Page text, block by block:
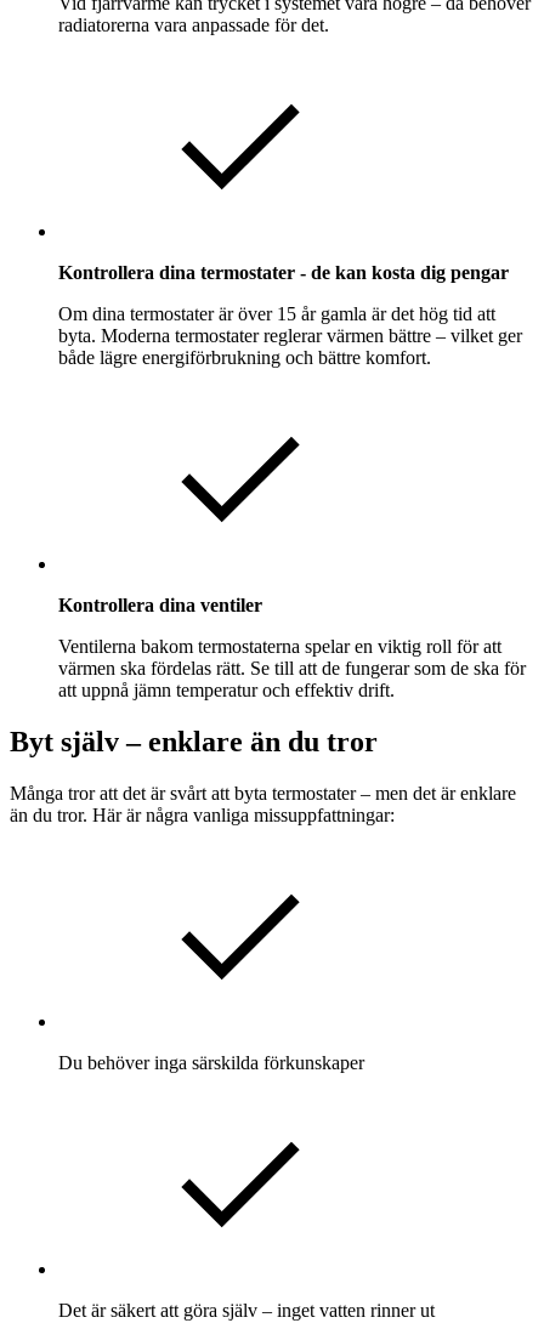
radiatorerna vara anpassade för det.
Kontrollera dina termostater - de kan kosta dig pengar
Om dina termostater är över 15 år gamla är det hög tid att
byta. Moderna termostater reglerar värmen bättre – vilket ger
både lägre energiförbrukning och bättre komfort.
Kontrollera dina ventiler
Ventilerna bakom termostaterna spelar en viktig roll för att
värmen ska fördelas rätt. Se till att de fungerar som de ska för
att uppnå jämn temperatur och effektiv drift.
Byt själv – enklare än du tror
Många tror att det är svårt att byta termostater – men det är enklare
än du tror. Här är några vanliga missuppfattningar:
Du behöver inga särskilda förkunskaper
Det är säkert att göra själv – inget vatten rinner ut